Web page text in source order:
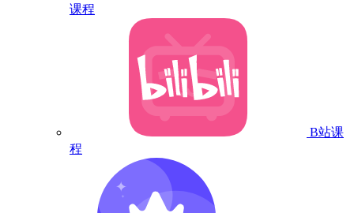
课程
B站课
程